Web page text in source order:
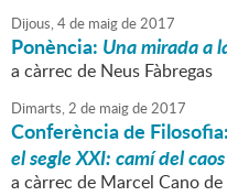
Dijous,4de maigde2017
Ponència: Una mirada a
a càrrec de Neus Fàbregas
Dimarts,2 de maigde2017
Conferència de Filosofia:
el segle XXI: camí del
a càrrec de Marcel Cano